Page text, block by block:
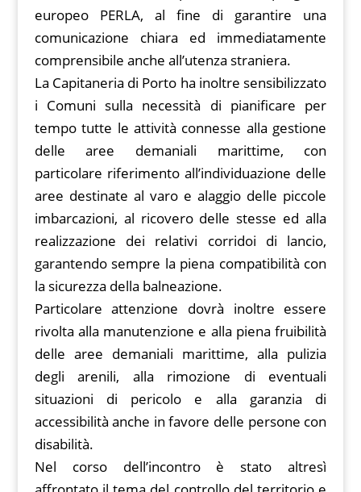
europeo PERLA, al fine di garantire una
comunicazione chiara ed immediatamente
comprensibile anche all’utenza straniera.
La Capitaneria di Porto ha inoltre sensibilizzato
i Comuni sulla necessità di pianificare per
tempo tutte le attività connesse alla gestione
delle aree demaniali marittime, con
particolare riferimento all’individuazione delle
aree destinate al varo e alaggio delle piccole
imbarcazioni, al ricovero delle stesse ed alla
realizzazione dei relativi corridoi di lancio,
garantendo sempre la piena compatibilità con
la sicurezza della balneazione.
Particolare attenzione dovrà inoltre essere
rivolta alla manutenzione e alla piena fruibilità
delle aree demaniali marittime, alla pulizia
degli arenili, alla rimozione di eventuali
situazioni di pericolo e alla garanzia di
accessibilità anche in favore delle persone con
disabilità.
Nel corso dell’incontro è stato altresì